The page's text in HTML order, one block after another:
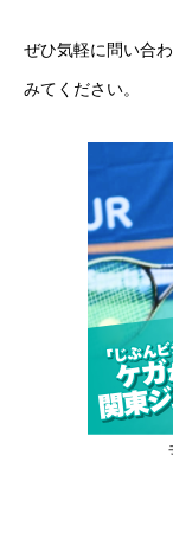
ぜひ気軽に問い合
みてください。